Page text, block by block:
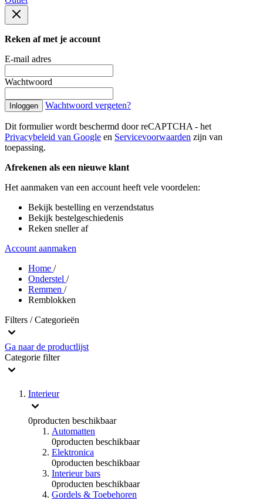
Reken af met je account
E-mail adres
Wachtwoord
Inloggen Wachtwoord vergeten?
Dit formulier wordt beschermd door reCAPTCHA - het
Privacybeleid van Google en Servicevoorwaarden zijn van
toepassing.
Afrekenen als een nieuwe klant
Het aanmaken van een account heeft vele voordelen:
Bekijk bestelling en verzendstatus
Bekijk bestelgeschiedenis
Reken sneller af
Account aanmaken
Home /
Onderstel /
Remmen /
Remblokken
Filters / Categorieën
Ga naar de productlijst
Categorie filter
Interieur
0producten beschikbaar
Automatten
0producten beschikbaar
Elektronica
0producten beschikbaar
Interieur bars
0producten beschikbaar
Gordels & Toebehoren